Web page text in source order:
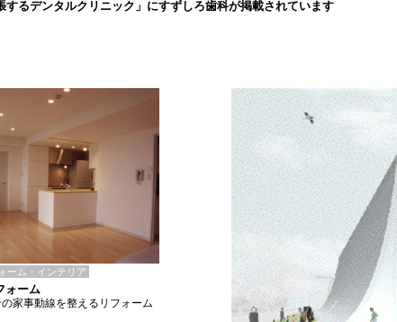
するデンタルクリニック」にすずしろ歯科が掲載されています
ーム・インテリア
ォーム
家事動線を整えるリフォーム